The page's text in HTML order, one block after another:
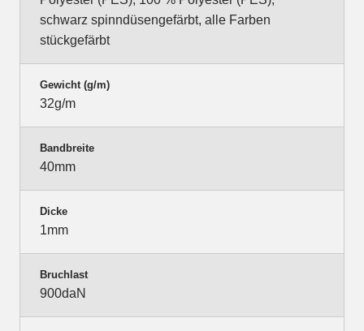
schwarz spinndüsengefärbt, alle Farben
stückgefärbt
Gewicht (g/m)
32g/m
Bandbreite
40mm
Dicke
1mm
Bruchlast
900daN